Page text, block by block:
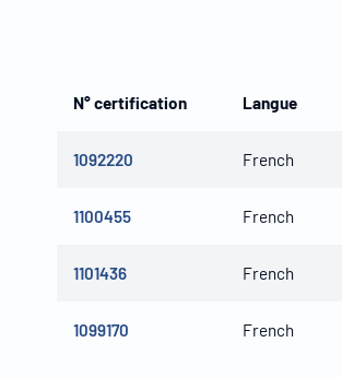
N° certification Langue
1092220 French
1100455 French
1101436 French
1099170 French